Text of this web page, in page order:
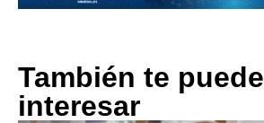
También te puede
interesar